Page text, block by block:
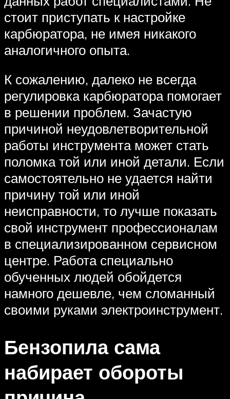
стоит приступать к настройке
карбюратора, не имея никакого
аналогичного опыта.
К сожалению, далеко не всегда
регулировка карбюратора помогает
в решении проблем. Зачастую
причиной неудовлетворительной
работы инструмента может стать
поломка той или иной детали. Если
самостоятельно не удается найти
причину той или иной
неисправности, то лучше показать
свой инструмент профессионалам
в специализированном сервисном
центре. Работа специально
обученных людей обойдется
намного дешевле, чем сломанный
своими руками электроинструмент.
Бензопила сама
набирает обороты